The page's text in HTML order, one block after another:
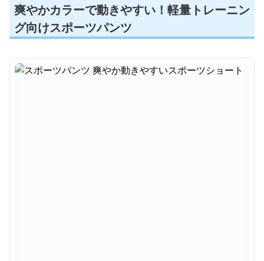
爽やかカラーで動きやすい！軽量トレーニン
グ向けスポーツパンツ